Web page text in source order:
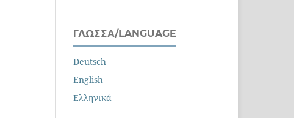
ΓΛΏΣΣΑ/LANGUAGE
Deutsch
English
Ελληνικά